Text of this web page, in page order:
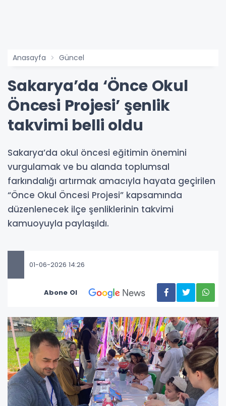
Anasayfa Güncel
Sakarya’da ‘Önce Okul
Öncesi Projesi’ şenlik
takvimi belli oldu
Sakarya’da okul öncesi eğitimin önemini
vurgulamak ve bu alanda toplumsal
farkındalığı artırmak amacıyla hayata geçirilen
“Önce Okul Öncesi Projesi” kapsamında
düzenlenecek ilçe şenliklerinin takvimi
kamuoyuyla paylaşıldı.
01-06-2026 14:26
Abone Ol